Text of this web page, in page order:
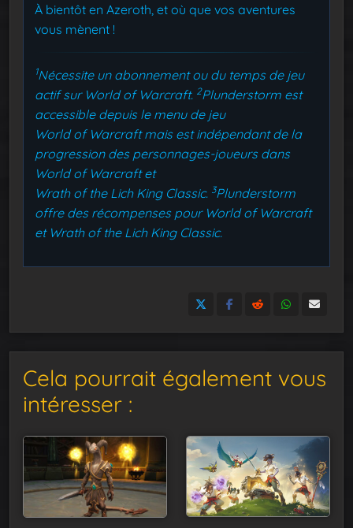
À bientôt en Azeroth, et où que vos aventures
vous mènent !
1Nécessite un abonnement ou du temps de jeu
actif sur World of Warcraft. 2Plunderstorm est
accessible depuis le menu de jeu
World of Warcraft mais est indépendant de la
progression des personnages-joueurs dans
World of Warcraft et
Wrath of the Lich King Classic. 3Plunderstorm
offre des récompenses pour World of Warcraft
et Wrath of the Lich King Classic.
Cela pourrait également vous
intéresser :